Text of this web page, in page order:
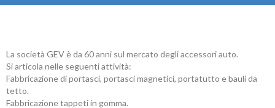
La società GEV è da 60 anni sul mercato degli accessori auto.
Si articola nelle seguenti attività:
Fabbricazione di portasci, portasci magnetici, portatutto e bauli da
tetto.
Fabbricazione tappeti in gomma.